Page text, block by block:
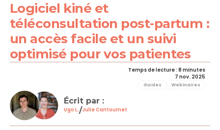
Logiciel kiné et
téléconsultation post-partum :
un accès facile et un suivi
optimisé pour vos patientes
Temps de lecture : 8 minutes
7 nov. 2025
Guides Webinaires
Écrit par :
Ugo L./Julie Cantournet